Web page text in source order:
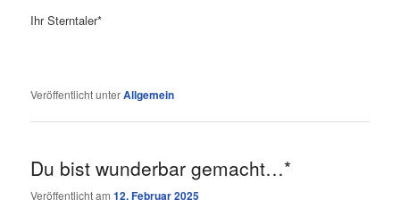
Ihr Sterntaler*
Veröffentlicht unterAllgemein
Du bist wunderbar gemacht…*
Veröffentlicht am12. Februar 2025